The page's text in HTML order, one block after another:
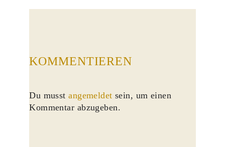
KOMMENTIEREN
Du musstangemeldet sein, um einen
Kommentar abzugeben.